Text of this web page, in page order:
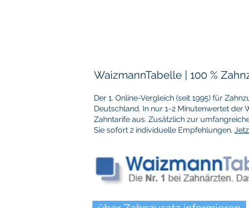
WaizmannTabelle | 100 %
Der 1. Online-Vergleich (seit 1995) für
Deutschland. In nur 1-2 Minutenwertet der
Zahntarife aus. Zusätzlich zur
Sie sofort 2 individuelle Empfehlungen.